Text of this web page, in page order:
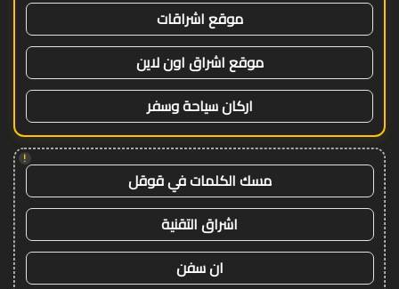
موقع اشراقات
موقع اشراق اون لاين
اركان سياحة وسفر
!
مسك الكلمات في قوقل
اشراق التقنية
ان سفن